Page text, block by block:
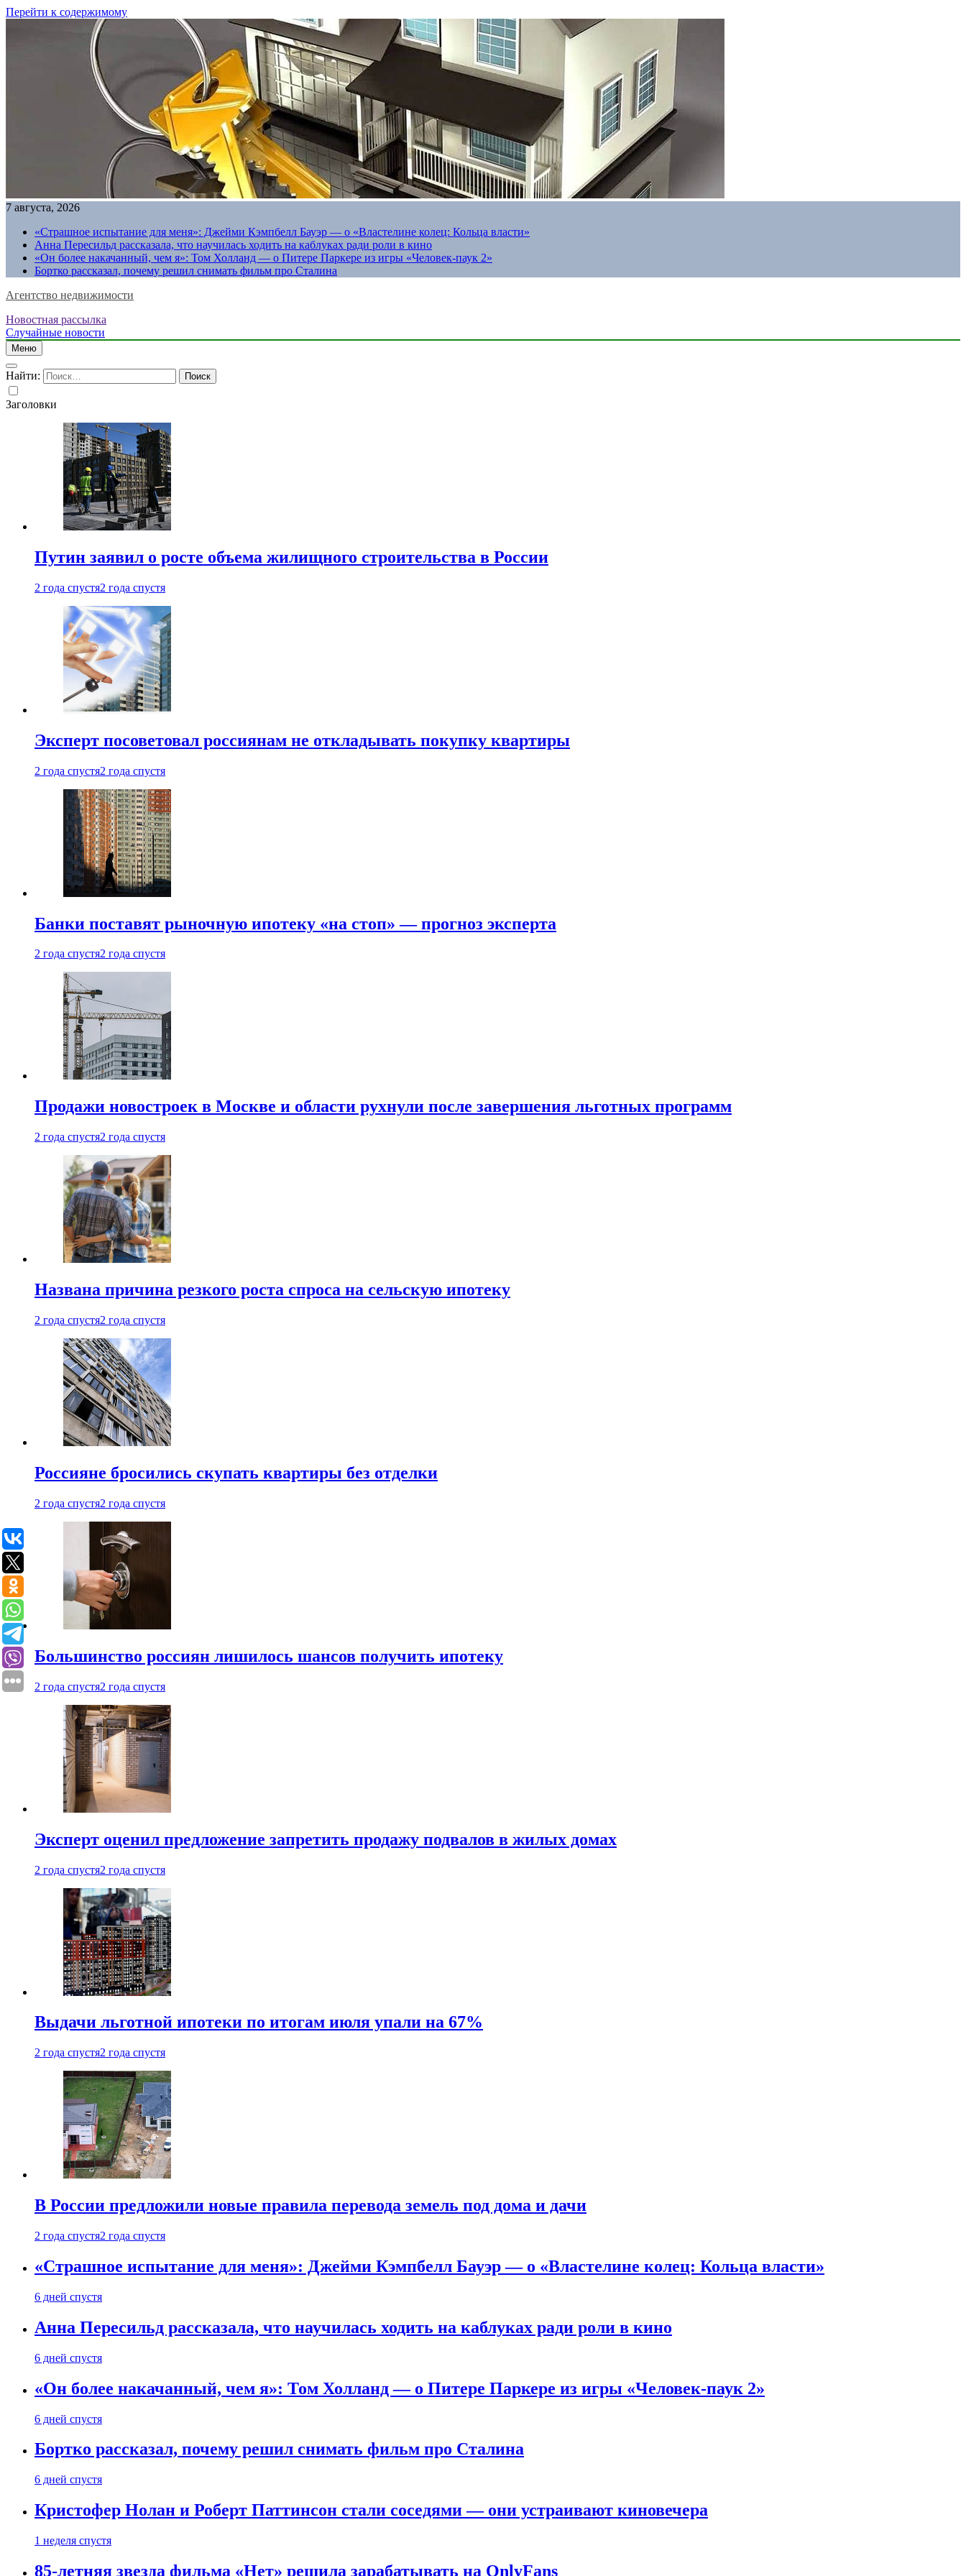
Перейти к содержимому
7 августа, 2026
«Страшное испытание для меня»: Джейми Кэмпбелл Бауэр — о «Властелине колец: Кольца власти»
Анна Пересильд рассказала, что научилась ходить на каблуках ради роли в кино
«Он более накачанный, чем я»: Том Холланд — о Питере Паркере из игры «Человек-паук 2»
Бортко рассказал, почему решил снимать фильм про Сталина
Агентство недвижимости
Новостная рассылка
Случайные новости
Меню
Найти:
Заголовки
Путин заявил о росте объема жилищного строительства в России
2 года спустя2 года спустя
Эксперт посоветовал россиянам не откладывать покупку квартиры
2 года спустя2 года спустя
Банки поставят рыночную ипотеку «на стоп» — прогноз эксперта
2 года спустя2 года спустя
Продажи новостроек в Москве и области рухнули после завершения льготных программ
2 года спустя2 года спустя
Названа причина резкого роста спроса на сельскую ипотеку
2 года спустя2 года спустя
Россияне бросились скупать квартиры без отделки
2 года спустя2 года спустя
Большинство россиян лишилось шансов получить ипотеку
2 года спустя2 года спустя
Эксперт оценил предложение запретить продажу подвалов в жилых домах
2 года спустя2 года спустя
Выдачи льготной ипотеки по итогам июля упали на 67%
2 года спустя2 года спустя
В России предложили новые правила перевода земель под дома и дачи
2 года спустя2 года спустя
«Страшное испытание для меня»: Джейми Кэмпбелл Бауэр — о «Властелине колец: Кольца власти»
6 дней спустя
Анна Пересильд рассказала, что научилась ходить на каблуках ради роли в кино
6 дней спустя
«Он более накачанный, чем я»: Том Холланд — о Питере Паркере из игры «Человек-паук 2»
6 дней спустя
Бортко рассказал, почему решил снимать фильм про Сталина
6 дней спустя
Кристофер Нолан и Роберт Паттинсон стали соседями — они устраивают киновечера
1 неделя спустя
85-летняя звезда фильма «Нет» решила зарабатывать на OnlyFans